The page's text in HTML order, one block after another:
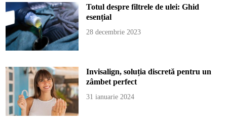
Totul despre filtrele de ulei: Ghid
esențial
28 decembrie 2023
Invisalign, soluția discretă pentru un
zâmbet perfect
31 ianuarie 2024